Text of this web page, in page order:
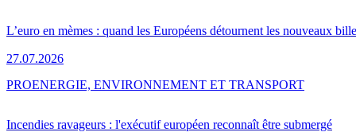
L’euro en mèmes : quand les Européens détournent les nouveaux
27.07.2026
Incendies ravageurs : l'exécutif européen reconnaît être submergé
PROENERGIE, ENVIRONNEMENT ET TRANSPORT